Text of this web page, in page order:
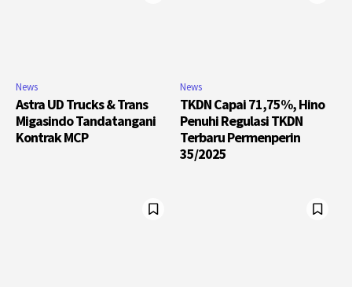
News
Astra UD Trucks & Trans
Migasindo Tandatangani
Kontrak MCP
News
TKDN Capai 71,75%, Hino
Penuhi Regulasi TKDN
Terbaru Permenperin
35/2025